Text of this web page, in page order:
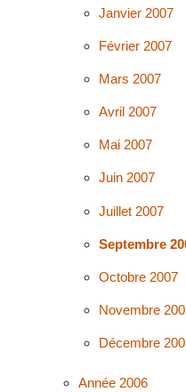
Janvier 2007
Février 2007
Mars 2007
Avril 2007
Mai 2007
Juin 2007
Juillet 2007
Septembre
Octobre 2007
Novembre
Décembre
Année 2006